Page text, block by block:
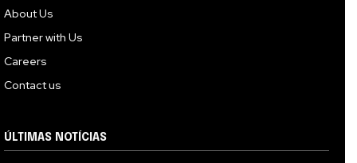
About Us
Partner with Us
Careers
Contact us
ÚLTIMAS NOTÍCIAS